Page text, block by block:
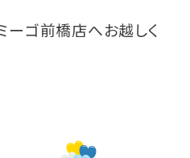
ーゴ前橋店へお越しく